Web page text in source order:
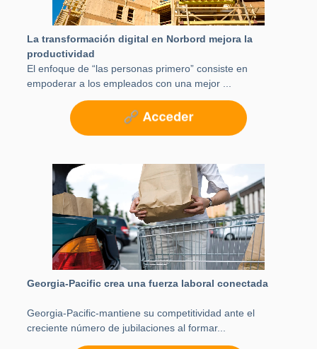
La transformación digital en Norbord mejora la
productividad
El enfoque de “las personas primero” consiste en
empoderar a los empleados con una mejor ...
Georgia-Pacific crea una fuerza laboral conectada
Georgia-Pacific-mantiene su competitividad ante el
creciente número de jubilaciones al formar...